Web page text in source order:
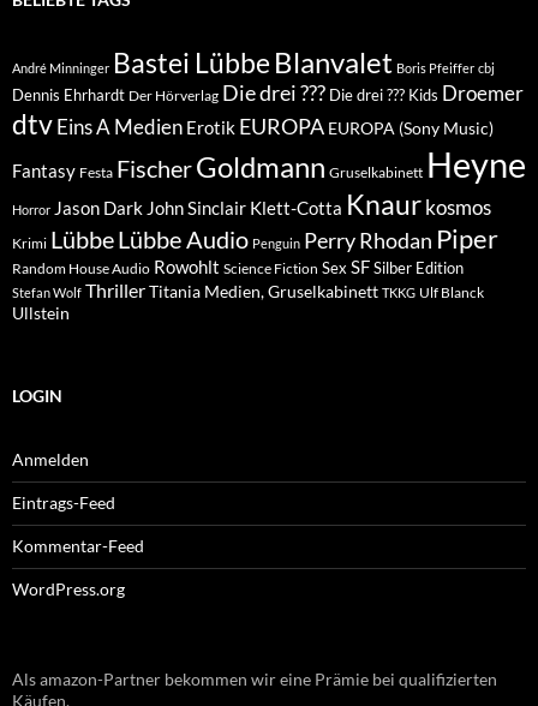
André Minninger Bastei Lübbe Blanvalet Boris Pfeiffer cbj
Dennis Ehrhardt Der Hörverlag Die drei ??? Die drei ??? Kids Droemer
dtvEins A Medien Erotik EUROPA EUROPA (Sony Music)
Fantasy Festa FischerGoldmann Gruselkabinett Heyne
Horror Jason Dark John Sinclair Klett-Cotta Knaur kosmos
Krimi LübbeLübbe Audio Penguin Perry Rhodan Piper
Random House Audio Rowohlt Science Fiction Sex SFSilber Edition
Stefan Wolf ThrillerTitania Medien, Gruselkabinett TKKG Ulf Blanck
Ullstein
LOGIN
Anmelden
Eintrags-Feed
Kommentar-Feed
WordPress.org
Als amazon-Partner bekommen wir eine Prämie bei qualifizierten
Käufen.